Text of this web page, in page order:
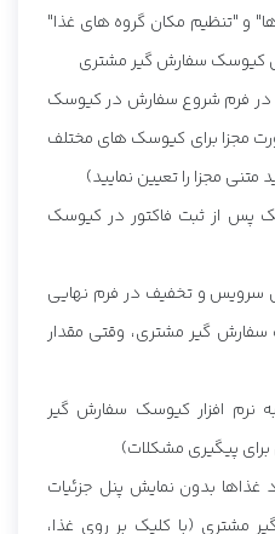
و "تنظیم مکان گروه های غذا"
کیوسک سفارش گیر مشتری
در فرم شروع سفارش در کیوسک
مجزا برای کیوسک های مختلف
مجزا را تعیین نمایید)
پس از ثبت فاکتور در کیوسک
سرویس و تخفیف در فرم نهایی
گیر مشتری، وقتی مقدار
نرم افزار کیوسک سفارش گیر
پیگیری مشکلات)
غذاها بدون نمایش پنل جزئیات
مشتری (با کلیک بر روی غذا،